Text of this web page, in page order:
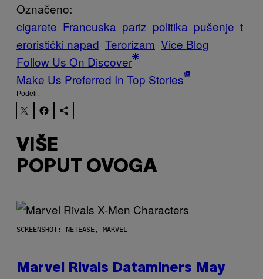
Označeno:
cigarete Francuska pariz politika pušenje t
eroristički napad Terorizam Vice Blog
Follow Us On Discover
Make Us Preferred In Top Stories
Podeli:
VIŠE
POPUT OVOGA
SCREENSHOT: NETEASE, MARVEL
Marvel Rivals Dataminers May